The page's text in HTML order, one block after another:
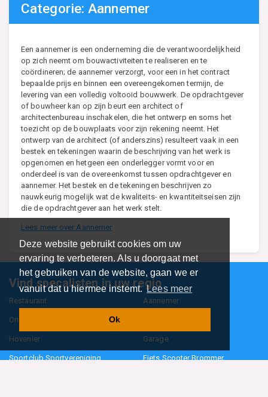
Deze website gebruikt cookies om uw
ervaring te verbeteren. Als u doorgaat met
het gebruiken van de website, gaan we er
vanuit dat u hiermee instemt. Lees meer
Ok
Categorie: Aannemer
Een aannemer is een onderneming die de verantwoordelijkheid
op zich neemt om bouwactiviteiten te realiseren en te
coördineren; de aannemer verzorgt, voor een in het contract
bepaalde prijs en binnen een overeengekomen termijn, de
levering van een volledig voltooid bouwwerk. De opdrachtgever
of bouwheer kan op zijn beurt een architect of
architectenbureau inschakelen, die het ontwerp en soms het
toezicht op de bouwplaats voor zijn rekening neemt. Het
ontwerp van de architect (of anderszins) resulteert vaak in een
bestek en tekeningen waarin de beschrijving van het werk is
opgenomen en hetgeen een onderlegger vormt voor en
onderdeel is van de overeenkomst tussen opdrachtgever en
aannemer. Het bestek en de tekeningen beschrijven zo
nauwkeurig mogelijk wat de kwaliteits- en kwantiteitseisen zijn
die de opdrachtgever aan het werk stelt.
Lees meer over Aannemer
Vind specalisten in uw regio
Restaurant Aannemer
Onderwijs en Opleidingen
Hovenier Garage
Sportclub Sportvereniging Fiets Scooter Brommer